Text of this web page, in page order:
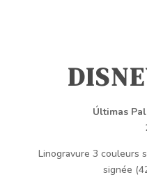
Últimas
Linogravure 3 couleurs
signée